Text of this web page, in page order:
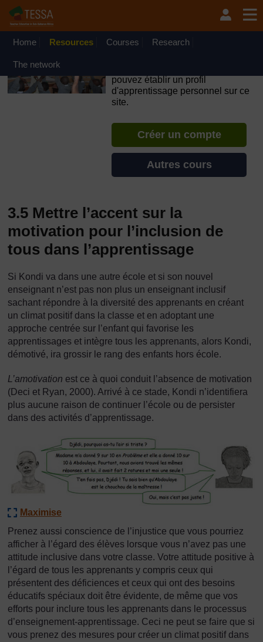
Passer au contenu principal
OpenLearn Create will be unavailable on Wednesday 12
August 2026 from 8am to 10.30am (GMT) due to routine
Home Resources Courses Research
The network
pouvez établir un profil
d'apprentissage personnel sur ce
site.
Créer un compte
Autres cours
3.5 Mettre l’accent sur la
motivation pour l’inclusion de
tous dans l’apprentissage
Si Kondi va dans une autre école et si son nouvel
enseignant n’est pas non plus un enseignant inclusif
sachant répondre à la diversité des apprenants en créant
un climat positif dans la classe et en adoptant une
approche centrée sur l’enfant qui favorise les
apprentissages et intègre tous les apprenants, alors Kondi,
démotivé, ira grossir le rang des enfants hors école.
L’amotivation est ce à quoi conduit l’absence de motivation
(Deci et Ryan, 2000). Arrivé à ce stade, Kondi n’identifiera
plus aucune raison de continuer l’école ou de persister
dans des activités d’apprentissage.
Maximise
Prenez aussi conscience de l’injustice que vous pourriez
afficher à l’égard des élèves lorsque vous n’avez pas une
attitude inclusive dans votre classe. Votre attitude positive à
l’égard de tous les apprenants y compris ceux qui
présentent des déficiences et ceux qui ont des besoins
éducatifs spéciaux doit être évidente, de même que vos
efforts pour inclure tous les apprenants dans le processus
d’enseignement-apprentissage. Ceci ne peut se faire que si
vous prenez des mesures pour créer un climat positif dans